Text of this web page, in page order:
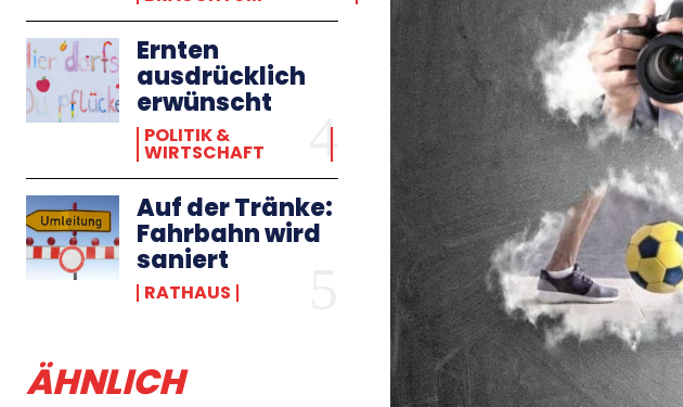
Ernten
ausdrücklich
erwünscht
POLITIK &
WIRTSCHAFT
Auf der Tränke:
Fahrbahn wird
saniert
RATHAUS
ÄHNLICH